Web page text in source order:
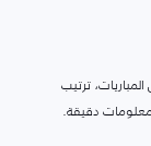
ترتيب
دقيقة.